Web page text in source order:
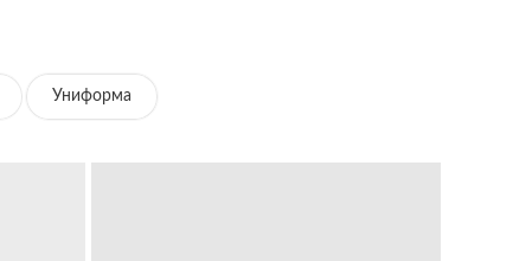
Униформа